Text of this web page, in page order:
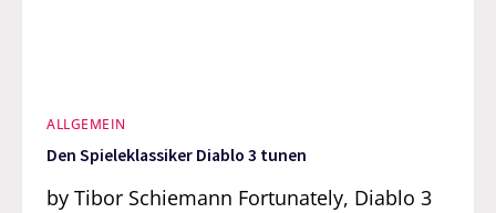
ALLGEMEIN
Den Spieleklassiker Diablo 3 tunen
by Tibor Schiemann Fortunately, Diablo 3